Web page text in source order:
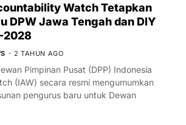
Watch Tetapkan
DPW Jawa Tengah dan DIY
2028
2 TAHUN AGO
Pimpinan Pusat (DPP) Indonesia
(IAW) secara resmi mengumumkan
pengurus baru untuk Dewan